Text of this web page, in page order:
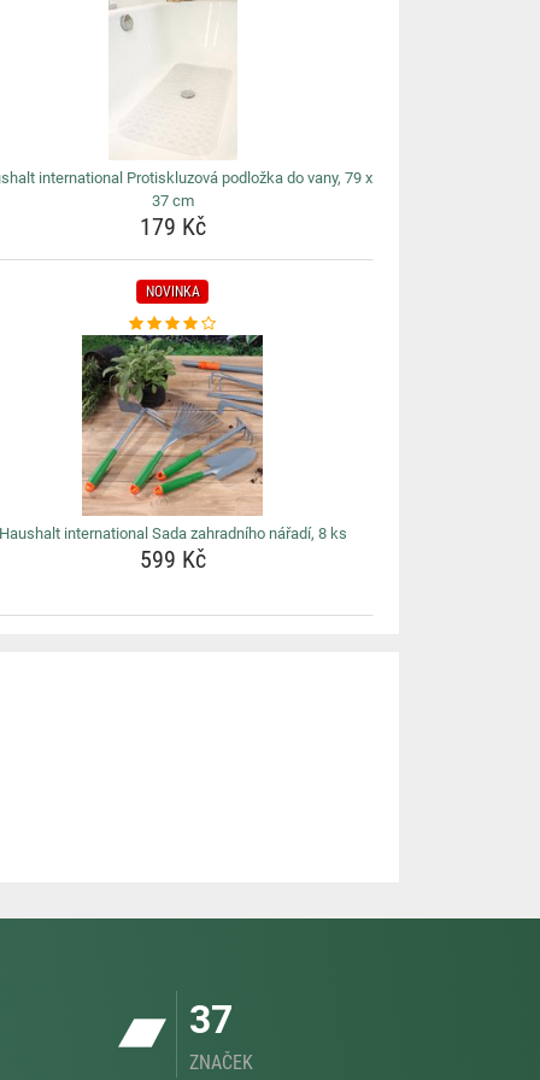
international Protiskluzová podložka do vany, 79 x
37 cm
179 Kč
NOVINKA
international Sada zahradního nářadí, 8 ks
599 Kč
37
ZNAČEK